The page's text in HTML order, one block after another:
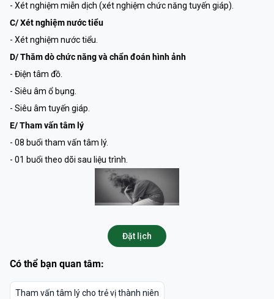
- Xét nghiệm miễn dịch (xét nghiệm chức năng tuyến giáp).
C/ Xét nghiệm nước tiểu
- Xét nghiệm nước tiểu.
D/ Thăm dò chức năng và chẩn đoán hình ảnh
- Điện tâm đồ.
- Siêu âm ổ bụng.
- Siêu âm tuyến giáp.
E/ Tham vấn tâm lý
- 08 buổi tham vấn tâm lý.
- 01 buổi theo dõi sau liệu trình.
Đặt lịch
Có thể bạn quan tâm:
Tham vấn tâm lý cho trẻ vị thành niên